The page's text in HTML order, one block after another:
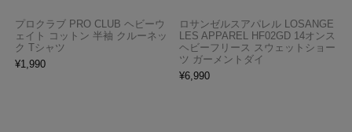
プロクラブ PRO CLUB ヘビーウ
ェイト コットン 半袖 クルーネッ
ク Tシャツ
¥1,990
ロサンゼルスアパレル LOSANGE
LES APPAREL HF02GD 14オンス
ヘビーフリース スウェットショー
ツ ガーメントダイ
¥6,990